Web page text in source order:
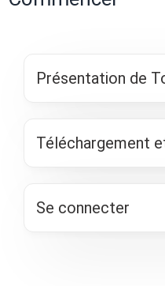
Présentation de
Téléchargement
Se connecter